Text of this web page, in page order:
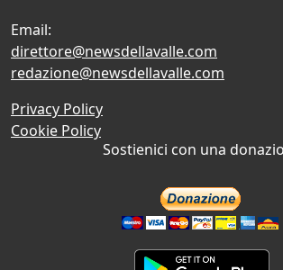
Email:
direttore@newsdellavalle.com
redazione@newsdellavalle.com
Privacy Policy
Cookie Policy
Sostienici con una